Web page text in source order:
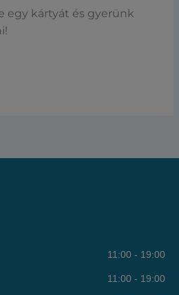
egy kártyát és gyerünk
11:00 - 19:00
11:00 - 19:00